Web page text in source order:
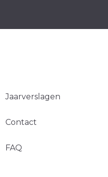
Jaarverslagen
Contact
FAQ